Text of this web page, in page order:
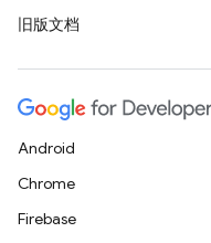
旧版文档
Android
Chrome
Firebase